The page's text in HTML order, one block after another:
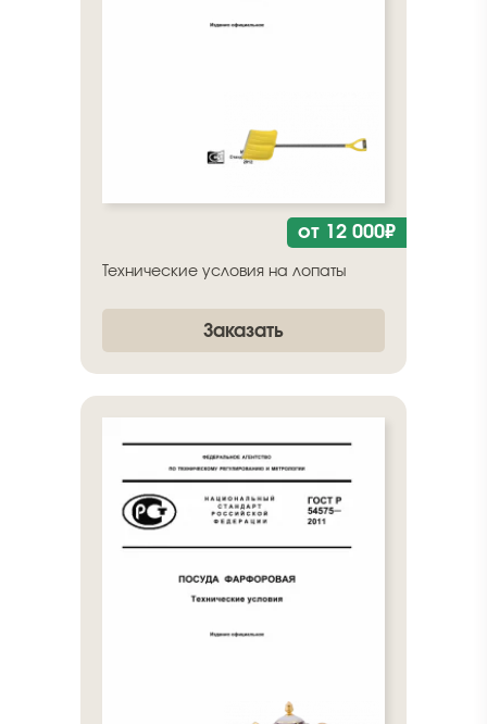
от 12 000₽
Технические условия на лопаты
Заказать